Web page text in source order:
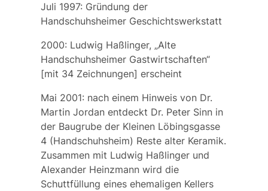
Juli 1997: Gründung der
Handschuhsheimer Geschichtswerkstatt
2000: Ludwig Haßlinger, „Alte
Handschuhsheimer Gastwirtschaften“
[mit 34 Zeichnungen] erscheint
Mai 2001: nach einem Hinweis von Dr.
Martin Jordanentdeckt Dr. Peter Sinnin
der Baugrube der Kleinen Löbingsgasse
4(Handschuhsheim) Reste alter Keramik.
Zusammen mit Ludwig Haßlingerund
Alexander Heinzmannwird die
Schuttfüllung eines ehemaligen Kellers